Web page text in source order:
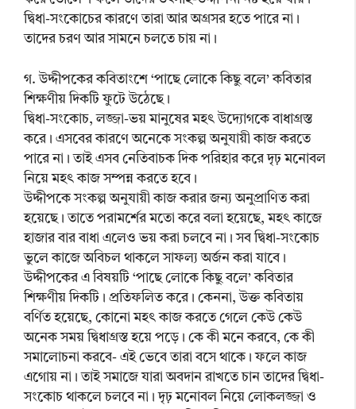
দ্বিধা-সংকোচের কারণে তারা আর অগ্রসর হতে পারে না।
তাদের চরণ আর সামনে চলতে চায় না।
গ. উদ্দীপকের কবিতাংশে ‘পাছে লোকে কিছু বলে’ কবিতার
শিক্ষণীয় দিকটি ফুটে উঠেছে।
দ্বিধা-সংকোচ, লজ্জা-ভয় মানুষের মহৎ উদ্যোগকে বাধাগ্রস্ত
করে। এসবের কারণে অনেকে সংকল্প অনুযায়ী কাজ করতে
পারে না। তাই এসব নেতিবাচক দিক পরিহার করে দৃঢ় মনোবল
নিয়ে মহৎ কাজ সম্পন্ন করতে হবে।
উদ্দীপকে সংকল্প অনুযায়ী কাজ করার জন্য অনুপ্রাণিত করা
হয়েছে। তাতে পরামর্শের মতো করে বলা হয়েছে, মহৎ কাজে
হাজার বার বাধা এলেও ভয় করা চলবে না। সব দ্বিধা-সংকোচ
ভুলে কাজে অবিচল থাকলে সাফল্য অর্জন করা যাবে।
উদ্দীপকের এ বিষয়টি ‘পাছে লোকে কিছু বলে’ কবিতার
শিক্ষণীয় দিকটি। প্রতিফলিত করে। কেননা, উক্ত কবিতায়
বর্ণিত হয়েছে, কোনো মহৎ কাজ করতে গেলে কেউ কেউ
অনেক সময় দ্বিধাগ্রস্ত হয়ে পড়ে। কে কী মনে করবে, কে কী
সমালোচনা করবে- এই ভেবে তারা বসে থাকে। ফলে কাজ
এগোয় না। তাই সমাজে যারা অবদান রাখতে চান তাদের দ্বিধা-
সংকোচ থাকলে চলবে না। দৃঢ় মনোবল নিয়ে লোকলজ্জা ও